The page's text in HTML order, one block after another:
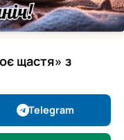
щастя» з
Telegram